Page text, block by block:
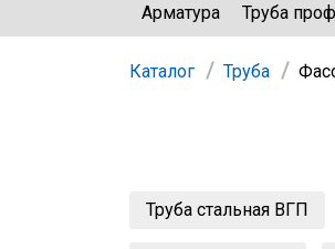
Арматура Труба
Каталог Труба
Труба стальная ВГП